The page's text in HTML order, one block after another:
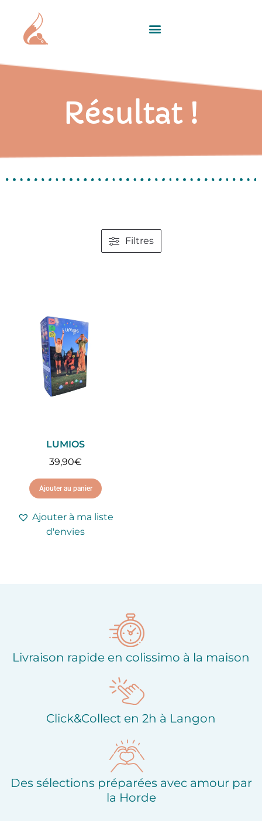
Résultat !
Filtres
LUMIOS
39,90€
Ajouter au panier
Ajouter à ma liste
d'envies
Livraison rapide en colissimo à la maison
Click&Collect en 2h à Langon
Des sélections préparées avec amour par
la Horde